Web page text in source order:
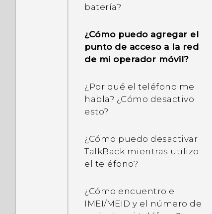
batería?
¿Cómo puedo agregar el
punto de acceso a la red
de mi operador móvil?
¿Por qué el teléfono me
habla? ¿Cómo desactivo
esto?
¿Cómo puedo desactivar
TalkBack mientras utilizo
el teléfono?
¿Cómo encuentro el
IMEI/MEID y el número de